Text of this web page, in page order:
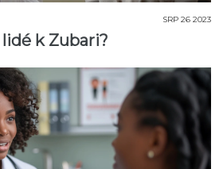
SRP 26 2023
k Zubari?